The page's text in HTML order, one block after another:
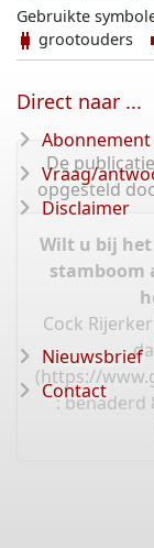
Gebruikte
grootouders
De publicatie
opgesteld
Wilt u bij het
stamboom
Cock
(https://
: benaderd
Direct naar ...
Abonnement
Vraag/
Disclaimer
Nieuwsbrief
Contact